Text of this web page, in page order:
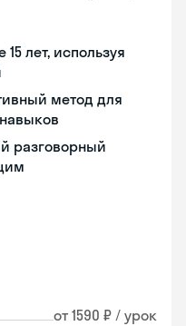
лет, используя
метод для
разговорный
от 1590 ₽ / урок